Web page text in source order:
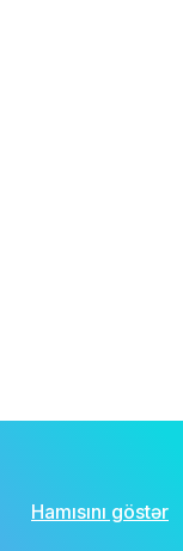
Hamısını göstər